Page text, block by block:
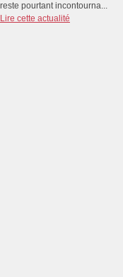
reste pourtant incontourna...
Lire cette actualité